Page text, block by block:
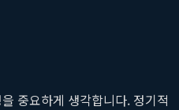
중요하게 생각합니다. 정기적